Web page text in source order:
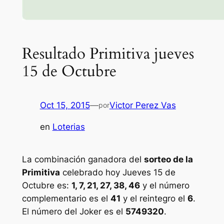
Resultado Primitiva jueves
15 de Octubre
Oct 15, 2015—porVictor Perez Vas
en Loterias
La combinación ganadora del sorteo de la
Primitiva celebrado hoy Jueves 15 de
Octubre es: 1, 7, 21, 27, 38, 46y el número
complementario es el 41 y el reintegro el 6.
El número del Joker es el 5749320.